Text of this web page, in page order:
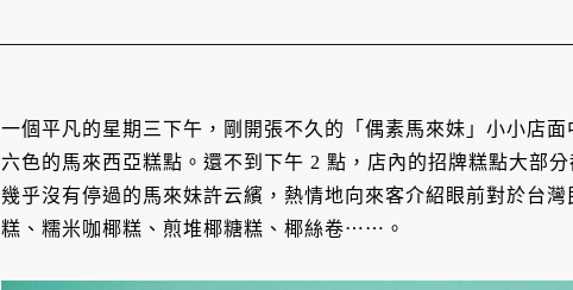
一個平凡的星期三下午，剛開張不久的「偶素馬來妹」小小店
六色的馬來西亞糕點。還不到下午 2 點，店內的招牌糕點大部
幾乎沒有停過的馬來妹許云繽，熱情地向來客介紹眼前對於台
糕、糯米咖椰糕、煎堆椰糖糕、椰絲卷⋯⋯。